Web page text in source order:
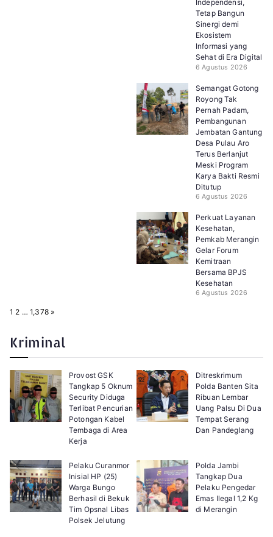
Independensi,
Tetap Bangun
Sinergi demi
Ekosistem
Informasi yang
Sehat di Era Digital
6 Agustus 2026
Semangat Gotong
Royong Tak
Pernah Padam,
Pembangunan
Jembatan Gantung
Desa Pulau Aro
Terus Berlanjut
Meski Program
Karya Bakti Resmi
Ditutup
6 Agustus 2026
Perkuat Layanan
Kesehatan,
Pemkab Merangin
Gelar Forum
Kemitraan
Bersama BPJS
Kesehatan
6 Agustus 2026
P
:
1 2 … 1,378 N
»
Kriminal
Provost GSK
Tangkap 5 Oknum
Security Diduga
Terlibat Pencurian
Potongan Kabel
Tembaga di Area
Kerja
Ditreskrimum
Polda Banten Sita
Ribuan Lembar
Uang Palsu Di Dua
Tempat Serang
Dan Pandeglang
Pelaku Curanmor
Inisial HP (25)
Warga Bungo
Berhasil di Bekuk
Tim Opsnal Libas
Polsek Jelutung
Polda Jambi
Tangkap Dua
Pelaku Pengedar
Emas Ilegal 1,2 Kg
di Merangin